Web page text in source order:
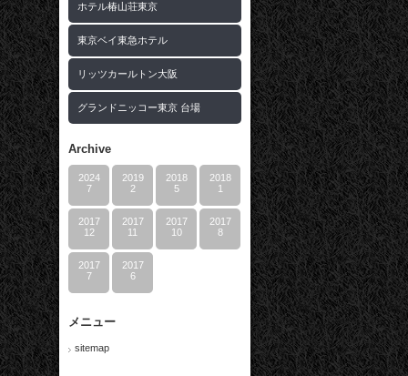
ホテル椿山荘東京
東京ベイ東急ホテル
リッツカールトン大阪
グランドニッコー東京 台場
Archive
2024
7
2019
2
2018
5
2018
1
2017
12
2017
11
2017
10
2017
8
2017
7
2017
6
メニュー
sitemap